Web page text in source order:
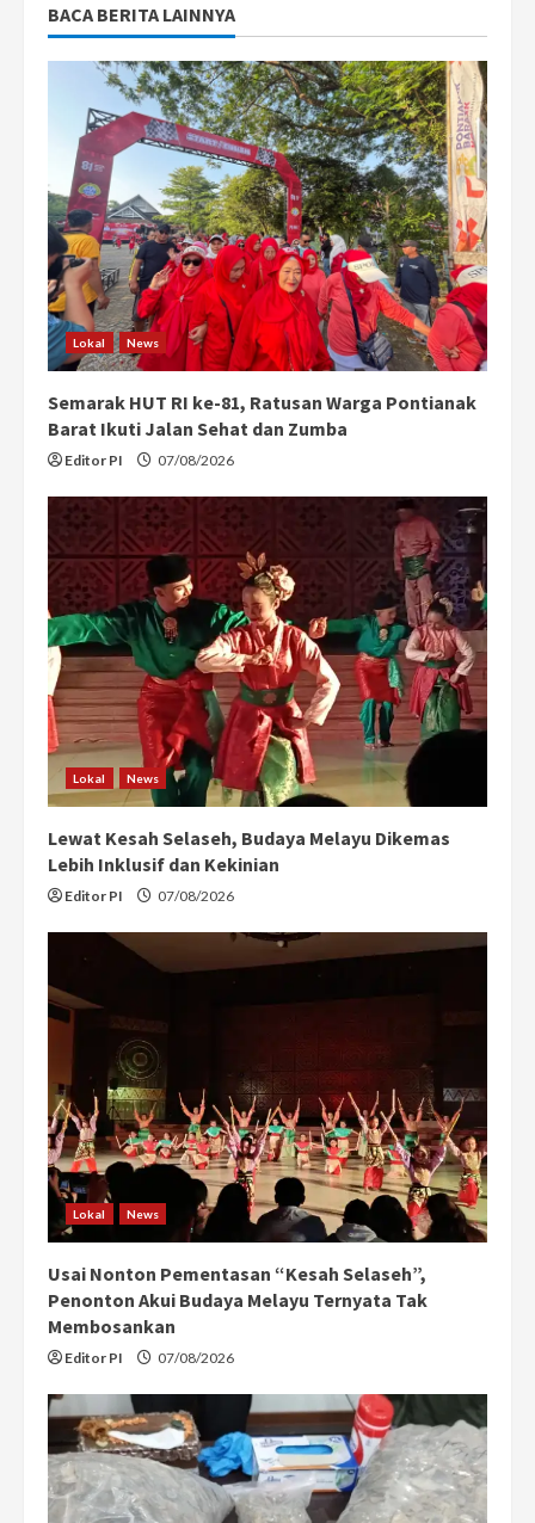
BACA BERITA LAINNYA
Lokal News
Semarak HUT RI ke-81, Ratusan Warga Pontianak
Barat Ikuti Jalan Sehat dan Zumba
Editor PI 07/08/2026
Lokal News
Lewat Kesah Selaseh, Budaya Melayu Dikemas
Lebih Inklusif dan Kekinian
Editor PI 07/08/2026
Lokal News
Usai Nonton Pementasan “Kesah Selaseh”,
Penonton Akui Budaya Melayu Ternyata Tak
Membosankan
Editor PI 07/08/2026